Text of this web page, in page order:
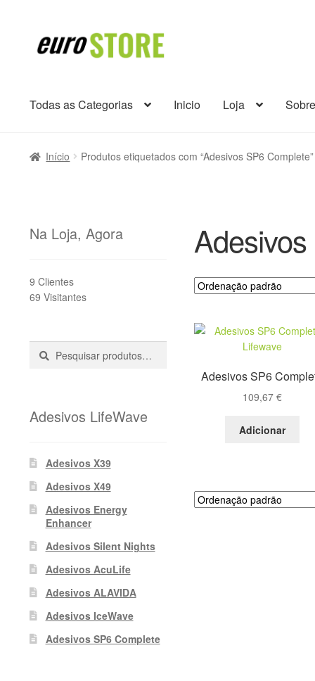
para
Saltar
para
Todas as Categorias
Inicio Loja
Início Produtos etiquetados com “Adesivos SP6 Complete”
Adesivos SP6
109,67€
Adicionar
Na Loja, Agora
9 Clientes
69 Visitantes
Pesquisar
Pesquisa
Adesivos LifeWave
Adesivos X39
Adesivos X49
Adesivos Energy
Enhancer
Adesivos Silent Nights
Adesivos AcuLife
Adesivos ALAVIDA
Adesivos IceWave
Adesivos SP6 Complete